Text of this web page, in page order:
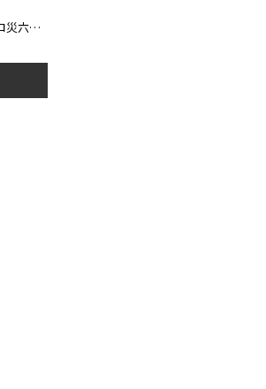
アクションZERO～長崎ゼロ災六か月運動～ 達成しました！